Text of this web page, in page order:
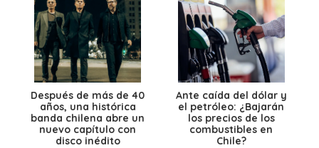
Después de más de 40
años, una histórica
banda chilena abre un
nuevo capítulo con
disco inédito
Ante caída del dólar y
el petróleo: ¿Bajarán
los precios de los
combustibles en
Chile?